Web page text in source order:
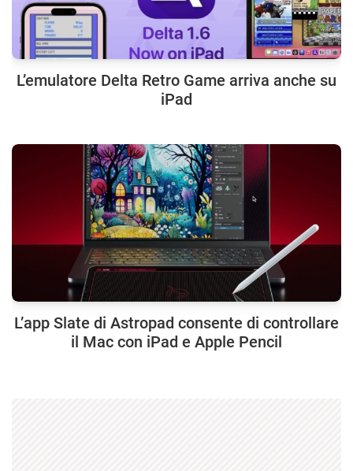
L’emulatore Delta Retro Game arriva anche su
iPad
L’app Slate di Astropad consente di controllare
il Mac con iPad e Apple Pencil